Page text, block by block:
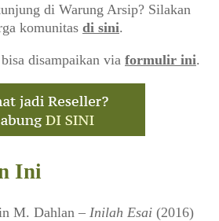
di Warung Arsip? Silakan
komunitas di sini.
disampaikan via formulir ini.
Ini
M. Dahlan – Inilah Esai (2016)